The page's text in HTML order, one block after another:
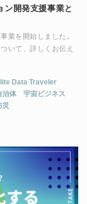
ン開発支援事業と
業を開始しました。
いて、詳しくお伝え
Data Traveler
治体
宇宙ビジネス
災